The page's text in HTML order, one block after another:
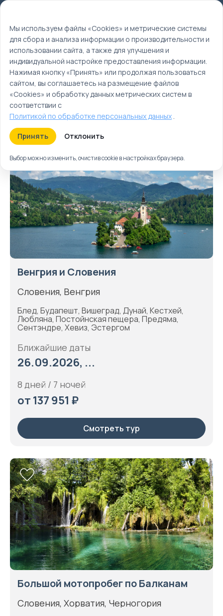
Главная
Туры
Словения туры |
Словения отдых
Туры Круизы Ближайшие
Венгрия и Словения
Словения, Венгрия
Блед, Будапешт, Вишеград, Дунай, Кестхей,
Любляна, Постойнская пещера, Предяма,
Сентэндре, Хевиз, Эстергом
Ближайшие даты
26.09.2026, ...
8 дней / 7 ночей
от 137 951 ₽
Смотреть тур
Большой мотопробег по Балканам
Словения, Хорватия, Черногория
Мы используем файлы «Cookies» и метрические системы
для сбора и анализа информации о производительности и
использовании сайта, а также для улучшения и
индивидуальной настройке предоставления информации.
Нажимая кнопку «Принять» или продолжая пользоваться
сайтом, вы соглашаетесь на размещение файлов
«Cookies» и обработку данных метрических систем в
соответствии с
Политикой по обработке персональных данных.
Принять Отклонить
Выбор можно изменить, очистив cookie в настройках браузера.